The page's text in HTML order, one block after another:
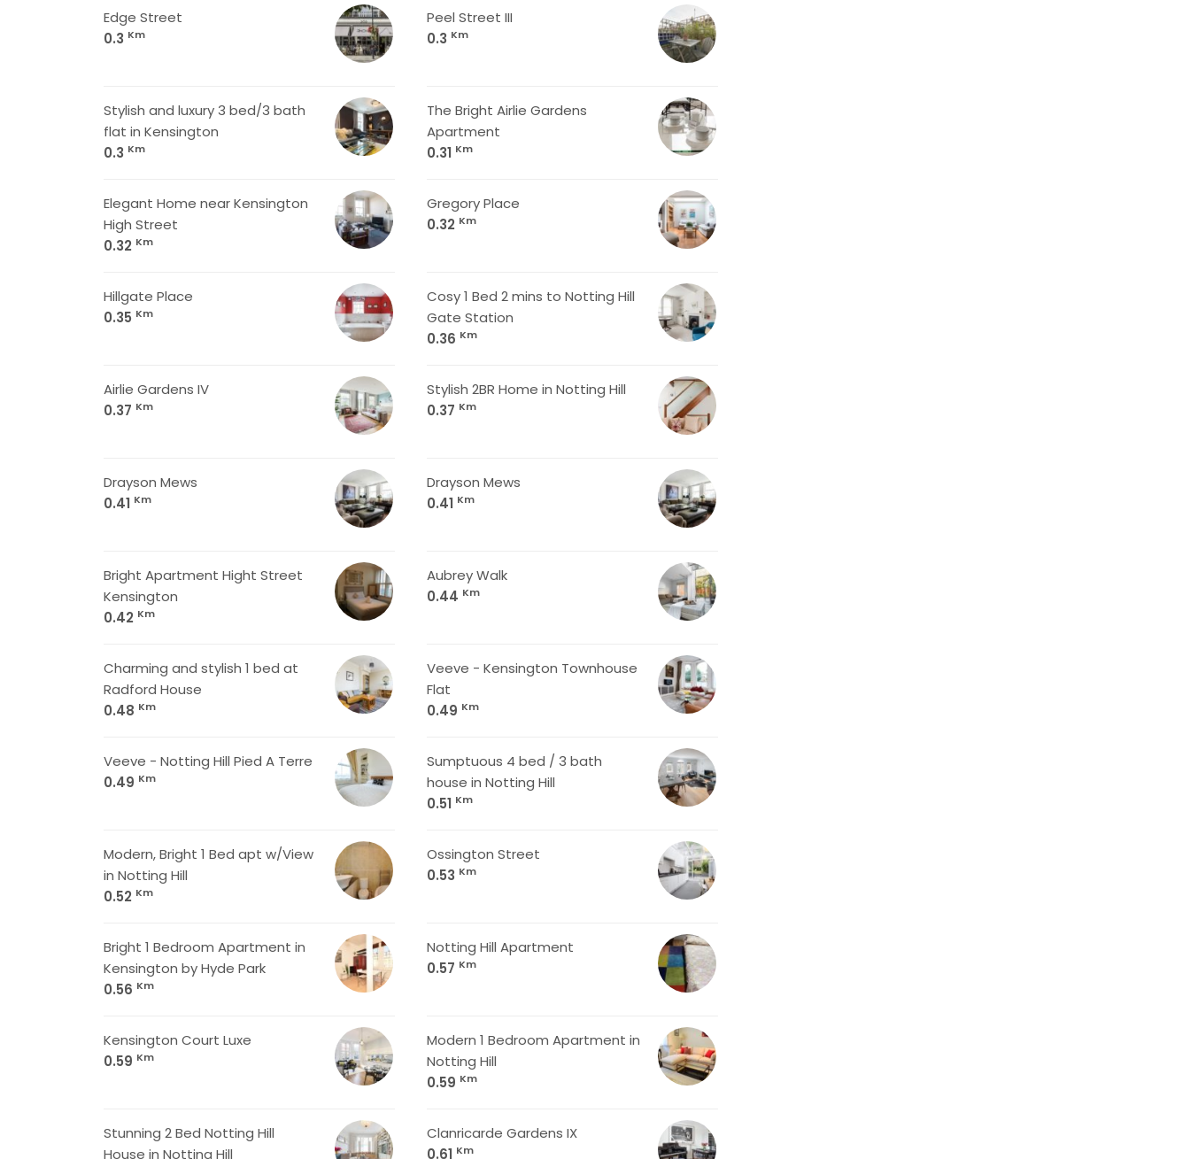
Edge Street
0.3 Km
Peel Street III
0.3 Km
Stylish and luxury 3 bed/3 bath
flat in Kensington
0.3 Km
The Bright Airlie Gardens
Apartment
0.31 Km
Elegant Home near Kensington
High Street
0.32 Km
Gregory Place
0.32 Km
Hillgate Place
0.35 Km
Cosy 1 Bed 2 mins to Notting Hill
Gate Station
0.36 Km
Airlie Gardens IV
0.37 Km
Stylish 2BR Home in Notting Hill
0.37 Km
Drayson Mews
0.41 Km
Drayson Mews
0.41 Km
Bright Apartment Hight Street
Kensington
0.42 Km
Aubrey Walk
0.44 Km
Charming and stylish 1 bed at
Radford House
0.48 Km
Veeve - Kensington Townhouse
Flat
0.49 Km
Veeve - Notting Hill Pied A Terre
0.49 Km
Sumptuous 4 bed / 3 bath
house in Notting Hill
0.51 Km
Modern, Bright 1 Bed apt w/View
in Notting Hill
0.52 Km
Ossington Street
0.53 Km
Bright 1 Bedroom Apartment in
Kensington by Hyde Park
0.56 Km
Notting Hill Apartment
0.57 Km
Kensington Court Luxe
0.59 Km
Modern 1 Bedroom Apartment in
Notting Hill
0.59 Km
Stunning 2 Bed Notting Hill
House in Notting Hill
Clanricarde Gardens IX
0.61 Km